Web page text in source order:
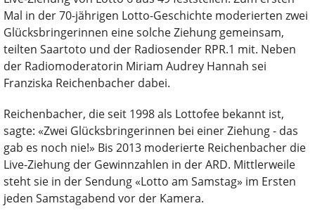
Mal in der 70-jährigen Lotto-Geschichte moderierten zwei
Glücksbringerinnen eine solche Ziehung gemeinsam,
teilten Saartoto und der Radiosender RPR.1 mit. Neben
der Radiomoderatorin Miriam Audrey Hannah sei
Franziska Reichenbacher dabei.
Reichenbacher, die seit 1998 als Lottofee bekannt ist,
sagte: «Zwei Glücksbringerinnen bei einer Ziehung - das
gab es noch nie!» Bis 2013 moderierte Reichenbacher die
Live-Ziehung der Gewinnzahlen in der ARD. Mittlerweile
steht sie in der Sendung «Lotto am Samstag» im Ersten
jeden Samstagabend vor der Kamera.